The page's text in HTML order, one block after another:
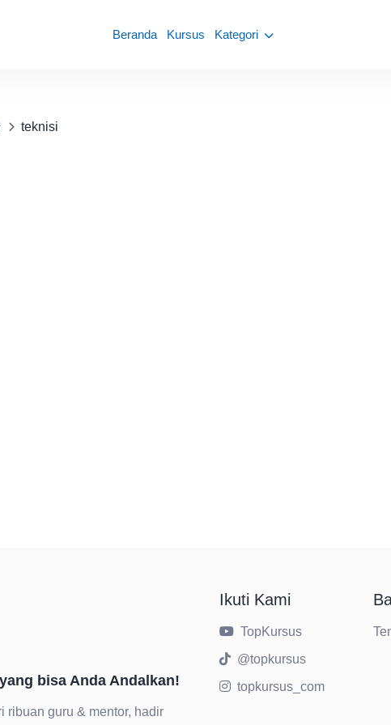
Beranda Kursus Kategori
teknisi
bisa Anda Andalkan!
ribuan guru & mentor, hadir
Ikuti Kami
TopKursus
@topkursus
topkursus_com